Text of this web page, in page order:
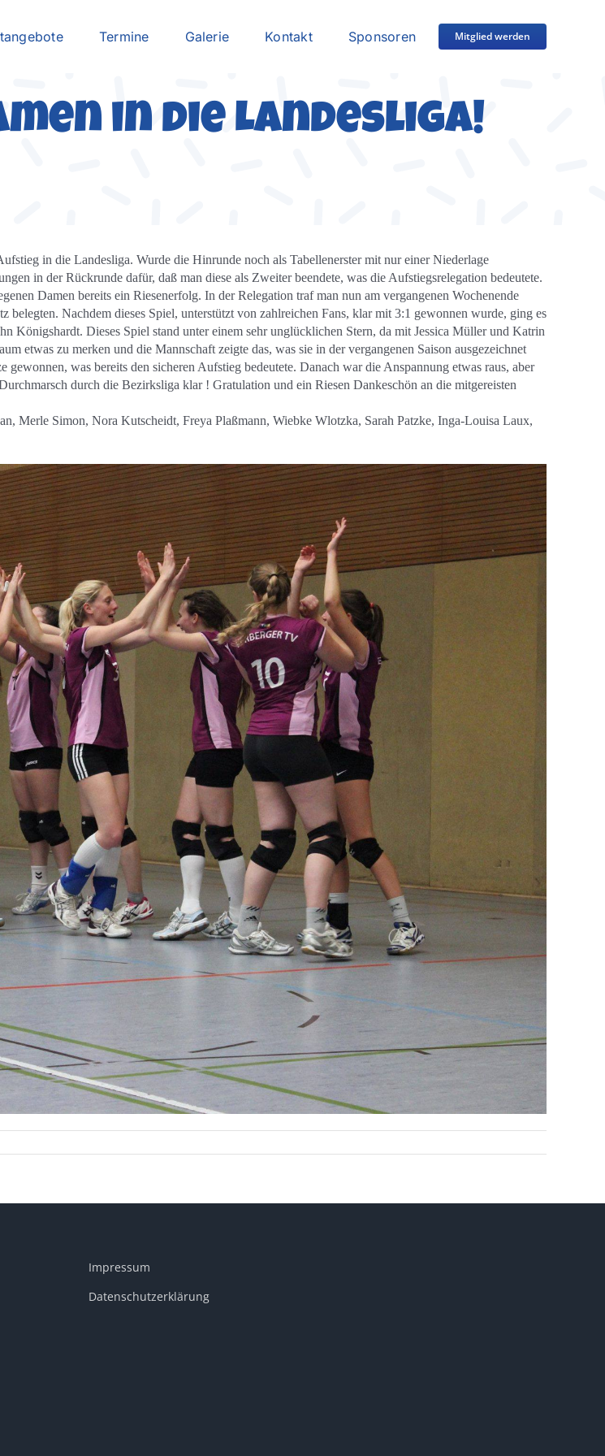
Termine Galerie Kontakt Sponsoren Mitglied werden
in die Landesliga!
in die Landesliga. Wurde die Hinrunde noch als Tabellenerster mit nur einer Niederlage
in der Rückrunde dafür, daß man diese als Zweiter beendete, was die Aufstiegsrelegation bedeutete.
Damen bereits ein Riesenerfolg. In der Relegation traf man nun am vergangenen Wochenende
Nachdem dieses Spiel, unterstützt von zahlreichen Fans, klar mit 3:1 gewonnen wurde, ging es
Königshardt. Dieses Spiel stand unter einem sehr unglücklichen Stern, da mit Jessica Müller und Katrin
etwas zu merken und die Mannschaft zeigte das, was sie in der vergangenen Saison ausgezeichnet
was bereits den sicheren Aufstieg bedeutete. Danach war die Anspannung etwas raus, aber
durch die Bezirksliga klar ! Gratulation und ein Riesen Dankeschön an die mitgereisten
Merle Simon, Nora Kutscheidt, Freya Plaßmann, Wiebke Wlotzka, Sarah Patzke, Inga-Louisa Laux,
Impressum
Datenschutzerklärung